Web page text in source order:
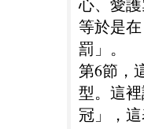
心、愛
等於是
罰」。
第6節，
型。這
冠」，